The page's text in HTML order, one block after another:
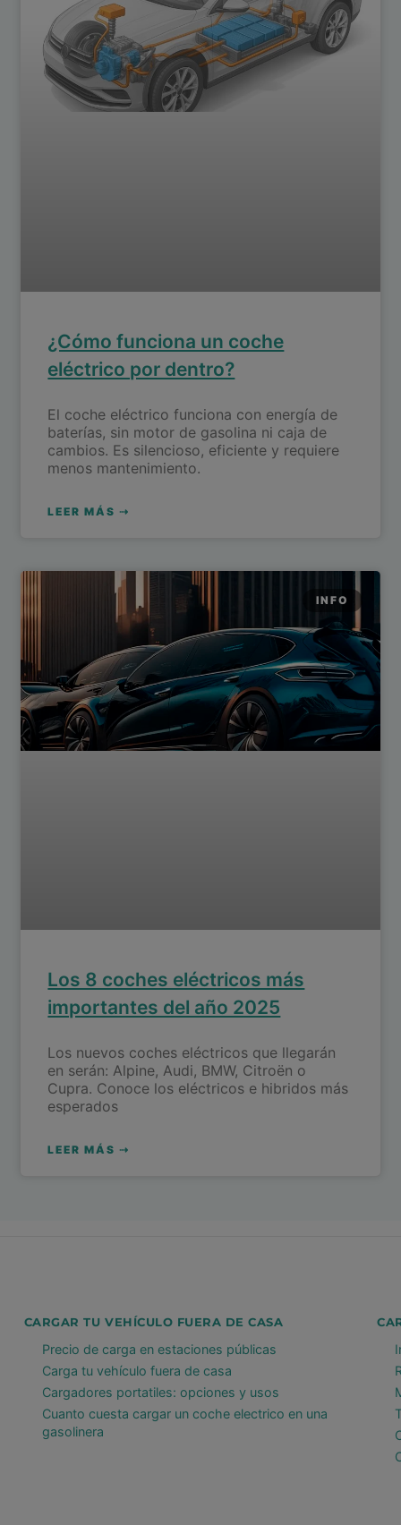
¿Cómo funciona un coche
eléctrico por dentro?
El coche eléctrico funciona con energía de
baterías, sin motor de gasolina ni caja de
cambios. Es silencioso, eficiente y requiere
menos mantenimiento.
LEER MÁS ⇢
INFO
Los 8 coches eléctricos más
importantes del año 2025
Los nuevos coches eléctricos que llegarán
en serán: Alpine, Audi, BMW, Citroën o
Cupra. Conoce los eléctricos e hibridos más
esperados
LEER MÁS ⇢
CARGAR TU VEHÍCULO FUERA DE CASA
Precio de carga en estaciones públicas
Carga tu vehículo fuera de casa
Cargadores portatiles: opciones y usos
Cuanto cuesta cargar un coche electrico en una
gasolinera